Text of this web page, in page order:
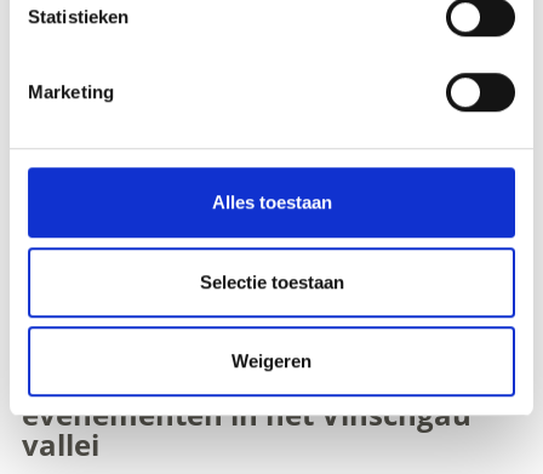
Statistieken
Marketing
Alles toestaan
Selectie toestaan
Weigeren
Ontdek geschikte culturele
evenementen in het Vinschgau
vallei